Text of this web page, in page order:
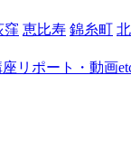
窪 恵比寿 錦糸町
リポート・動画